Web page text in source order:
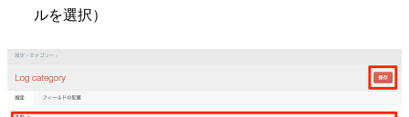
ルを選択）